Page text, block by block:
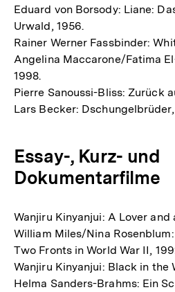
Eduard von Borsody: Liane:
Urwald, 1956.
Rainer Werner Fassbinder:
Angelina Maccarone/Fatima
1998.
Pierre Sanoussi-Bliss: Zurück
Lars Becker: Dschungelbrüder,
Essay-, Kurz- und
Dokumentarfilme
Wanjiru Kinyanjui: A Lover and
William Miles/Nina
Two Fronts in World War II,
Wanjiru Kinyanjui: Black in the
Helma Sanders-Brahms: Ein